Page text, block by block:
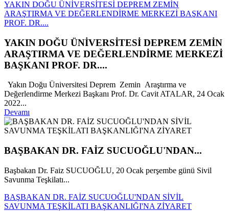
YAKIN DOĞU ÜNİVERSİTESİ DEPREM ZEMİN
ARAŞTIRMA VE DEĞERLENDİRME MERKEZİ BAŞKANI
PROF. DR....
YAKIN DOĞU ÜNİVERSİTESİ DEPREM ZEMİN
ARAŞTIRMA VE DEĞERLENDİRME MERKEZİ
BAŞKANI PROF. DR....
Yakın Doğu Üniversitesi Deprem Zemin Araştırma ve
Değerlendirme Merkezi Başkanı Prof. Dr. Cavit ATALAR, 24 Ocak
2022...
Devamı
BAŞBAKAN DR. FAİZ SUCUOĞLU'NDAN...
Başbakan Dr. Faiz SUCUOĞLU, 20 Ocak perşembe günü Sivil
Savunma Teşkilatı...
BAŞBAKAN DR. FAİZ SUCUOĞLU'NDAN SİVİL
SAVUNMA TEŞKİLATI BAŞKANLIĞI'NA ZİYARET